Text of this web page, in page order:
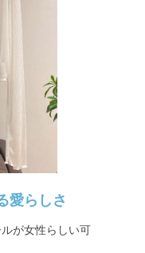
愛らしさ
が女性らしい可